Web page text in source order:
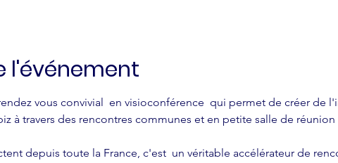
l'événement
vous convivial  en visioconférence  qui permet de créer de
à travers des rencontres communes et en petite salle de réunion
depuis toute la France, c'est  un véritable accélérateur de